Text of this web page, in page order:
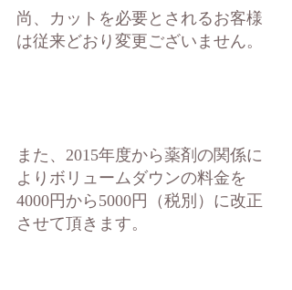
尚、カットを必要とされるお客様
は従来どおり変更ございません。
また、2015年度から薬剤の関係に
よりボリュームダウンの料金を
4000円から5000円（税別）に改正
させて頂きます。